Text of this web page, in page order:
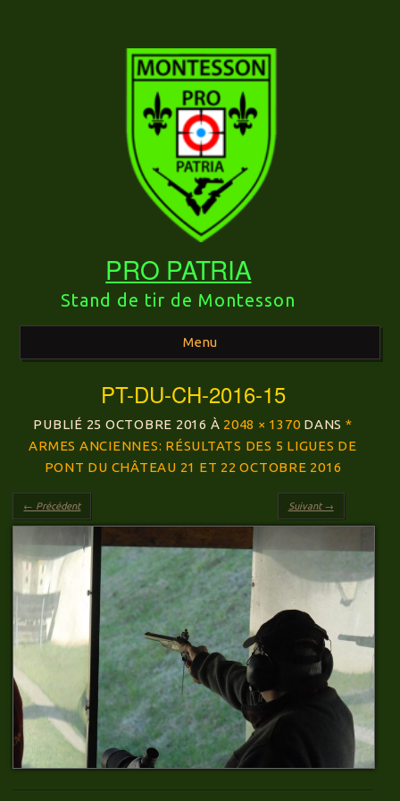
PRO PATRIA
Stand de tir de Montesson
Menu
Aller au contenu principal
PT-DU-CH-2016-15
PUBLIÉ 25 OCTOBRE 2016 À 2048 × 1370 DANS *
ARMES ANCIENNES: RÉSULTATS DES 5 LIGUES DE
PONT DU CHÂTEAU 21 ET 22 OCTOBRE 2016
← Précédent Suivant →